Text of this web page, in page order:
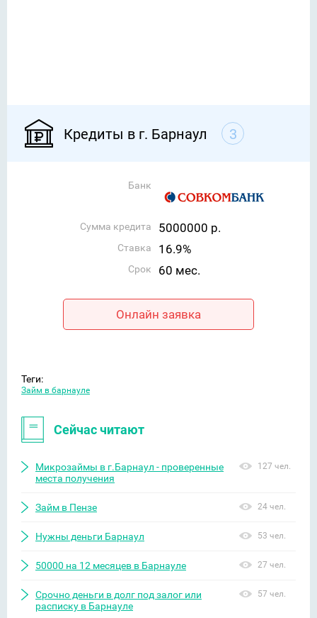
Кредиты в г. Барнаул 3
Банк
Сумма кредита 5000000 р.
Ставка 16.9%
Срок 60 мес.
Онлайн заявка
Теги:
Займ в барнауле
Сейчас читают
Микрозаймы в г.Барнаул - проверенные
места получения
127 чел.
Займ в Пензе 24 чел.
Нужны деньги Барнаул 53 чел.
50000 на 12 месяцев в Барнауле 27 чел.
Срочно деньги в долг под залог или
расписку в Барнауле
57 чел.